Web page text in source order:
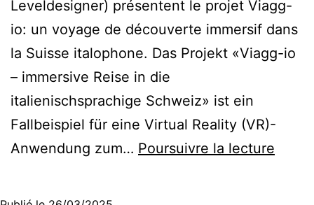
Leveldesigner) présentent le projet Viagg-
io: un voyage de découverte immersif dans
la Suisse italophone. Das Projekt «Viagg-io
– immersive Reise in die
italienischsprachige Schweiz» ist ein
Fallbeispiel für eine Virtual Reality (VR)-
Anwendung zum… Poursuivre la lecture